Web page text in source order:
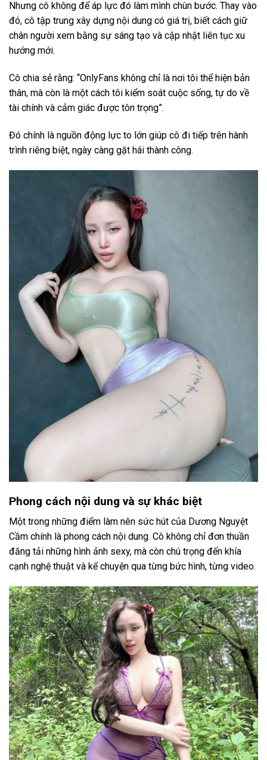
Nhưng cô không để áp lực đó làm mình chùn bước. Thay vào
đó, cô tập trung xây dựng nội dung có giá trị, biết cách giữ
chân người xem bằng sự sáng tạo và cập nhật liên tục xu
hướng mới.
Cô chia sẻ rằng: “OnlyFans không chỉ là nơi tôi thể hiện bản
thân, mà còn là một cách tôi kiểm soát cuộc sống, tự do về
tài chính và cảm giác được tôn trọng”.
Đó chính là nguồn động lực to lớn giúp cô đi tiếp trên hành
trình riêng biệt, ngày càng gặt hái thành công.
Phong cách nội dung và sự khác biệt
Một trong những điểm làm nên sức hút của Dương Nguyệt
Cầm chính là phong cách nội dung. Cô không chỉ đơn thuần
đăng tải những hình ảnh sexy, mà còn chú trọng đến khía
cạnh nghệ thuật và kể chuyện qua từng bức hình, từng video.